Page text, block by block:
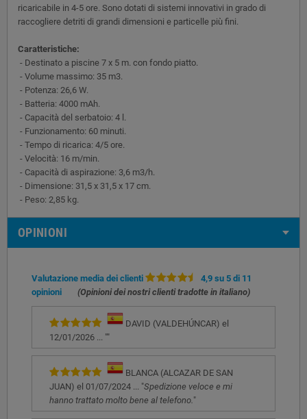
ricaricabile in 4-5 ore. Sono dotati di sistemi innovativi in grado di
raccogliere detriti di grandi dimensioni e particelle più fini.
Caratteristiche:
- Destinato a piscine 7 x 5 m. con fondo piatto.
- Volume massimo: 35 m3.
- Potenza: 26,6 W.
- Batteria: 4000 mAh.
- Capacità del serbatoio: 4 l.
- Funzionamento: 60 minuti.
- Tempo di ricarica: 4/5 ore.
- Velocità: 16 m/min.
- Capacità di aspirazione: 3,6 m3/h.
- Dimensione: 31,5 x 31,5 x 17 cm.
- Peso: 2,85 kg.
OPINIONI
Valutazione media dei clienti
4,9 su 5 di 11
opinioni
(Opinioni dei nostri clienti tradotte in italiano)
DAVID (VALDEHÚNCAR) el
12/01/2026 ... ""
BLANCA (ALCAZAR DE SAN
JUAN) el 01/07/2024 ... "Spedizione veloce e mi
hanno trattato molto bene al telefono."